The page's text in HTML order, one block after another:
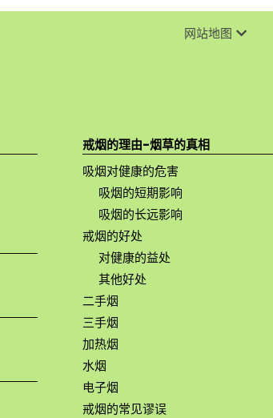
网站地图
戒烟的理由-烟草的真相
吸烟对健康的危害
吸烟的短期影响
吸烟的长远影响
戒烟的好处
对健康的益处
其他好处
二手烟
三手烟
加热烟
水烟
电子烟
戒烟的常见谬误